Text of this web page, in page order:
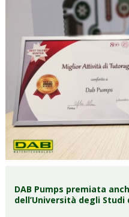
DAB Pumps premiata
dell’Università degli Studi